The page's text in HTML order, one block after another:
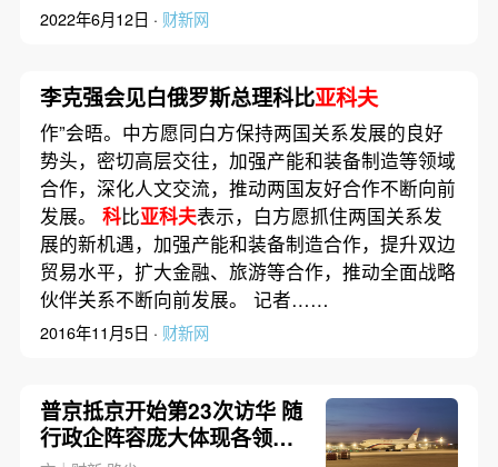
2022年6月12日 · 财新网
李克强会见白俄罗斯总理科比亚科夫
作”会晤。中方愿同白方保持两国关系发展的良好
势头，密切高层交往，加强产能和装备制造等领域
合作，深化人文交流，推动两国友好合作不断向前
发展。 科比亚科夫表示，白方愿抓住两国关系发
展的新机遇，加强产能和装备制造合作，提升双边
贸易水平，扩大金融、旅游等合作，推动全面战略
伙伴关系不断向前发展。 记者……
2016年11月5日 · 财新网
普京抵京开始第23次访华 随
行政企阵容庞大体现各领域